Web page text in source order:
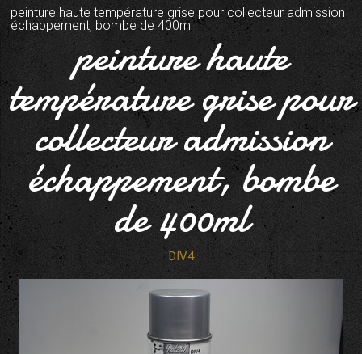
peinture haute température grise pour collecteur admission
échappement, bombe de 400ml
peinture haute
température grise pour
collecteur admission
échappement, bombe
de 400ml
DIV4